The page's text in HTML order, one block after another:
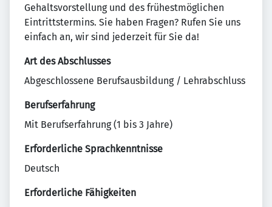
Gehaltsvorstellung und des frühestmöglichen
Eintrittstermins. Sie haben Fragen? Rufen Sie uns
einfach an, wir sind jederzeit für Sie da!
Art des Abschlusses
Abgeschlossene Berufsausbildung / Lehrabschluss
Berufserfahrung
Mit Berufserfahrung (1 bis 3 Jahre)
Erforderliche Sprachkenntnisse
Deutsch
Erforderliche Fähigkeiten